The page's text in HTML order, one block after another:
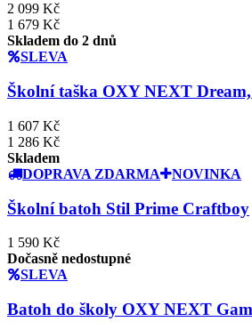
2 099 Kč
1 679 Kč
Skladem do 2 dnů
SLEVA
Školní taška OXY NEXT
1 607 Kč
1 286 Kč
Skladem
DOPRAVA ZDARMA
NOVINKA
Školní batoh Stil Prime Craftboy
1 590 Kč
Dočasně nedostupné
SLEVA
Batoh do školy OXY NEXT